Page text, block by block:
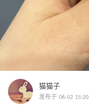
猫猫子
发布于 06-02 15:20